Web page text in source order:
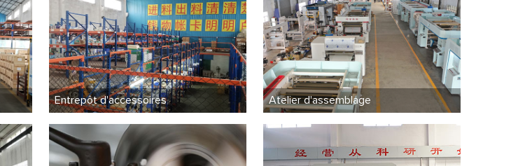
Entrepôt d'accessoires Atelier d'assemblage